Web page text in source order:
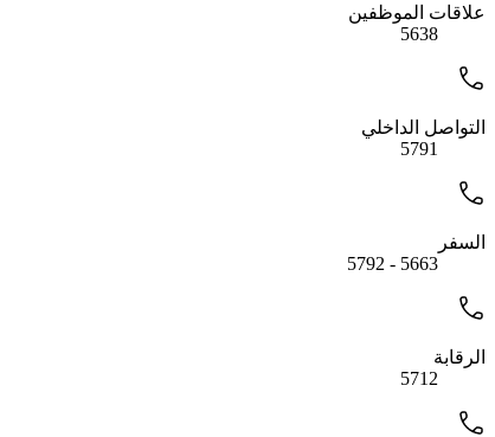
علاقات الموظفين
5638
التواصل الداخلي
5791
السفر
5663 - 5792
الرقابة
5712